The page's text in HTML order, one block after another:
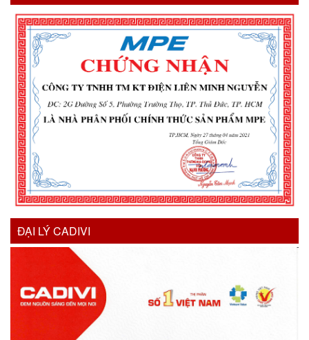
ĐẠI LÝ CADIVI